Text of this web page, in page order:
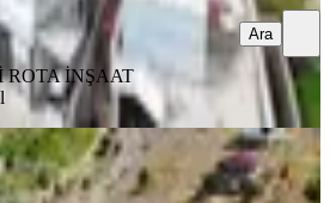
ROTA İNŞAAT
Ara
Emlaktan Satılık Bağ Evi